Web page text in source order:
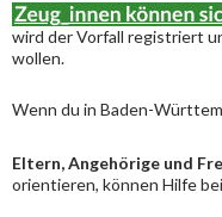
wird der Vorfall registriert
wollen.
Wenn du in Baden-
Eltern, Angehörige und
orientieren, können Hilfe